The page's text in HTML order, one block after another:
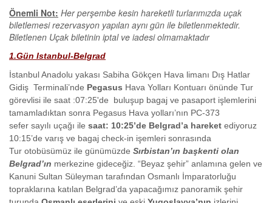
Önemli Not: Her perşembe kesin hareketli turlarımızda uçak
biletlemesi rezervasyon yapılan aynı gün ile biletlenmektedir.
Biletlenen Uçak biletinin iptal ve iadesi olmamaktadır
1.Gün Istanbul-Belgrad
İstanbul Anadolu yakası Sabiha Gökçen Hava limanı Dış Hatlar
Gidiş Terminali’nde Pegasus Hava Yolları Kontuarı önünde Tur
görevlisi ile saat :07:25'de buluşup bagaj ve pasaport işlemlerini
tamamladıktan sonra Pegasus Hava yolları’nın PC-373
sefer sayılı uçağı ile saat: 10:25’de Belgrad’a hareket ediyoruz
10:15’de varış ve bagaj check-in işemleri sonrasında
Tur otobüsümüz ile günümüzde Sırbistan’ın başkenti olan
Belgrad’ın merkezine gideceğiz. “Beyaz şehir” anlamına gelen ve
Kanuni Sultan Süleyman tarafından Osmanlı İmparatorluğu
topraklarına katılan Belgrad’da yapacağımız panoramik şehir